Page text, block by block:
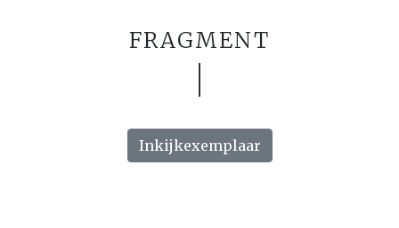
FRAGMENT
Inkijkexemplaar